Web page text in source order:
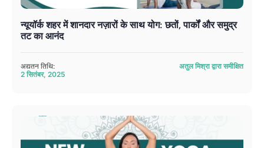
न्यूयॉर्क शहर में शानदार नज़ारों के साथ योग: छतों, पार्कों और समुद्र
तट का आनंद
अद्यतन तिथि:
2 सितंबर, 2025
अतुल मिश्रा द्वारा समीक्षित